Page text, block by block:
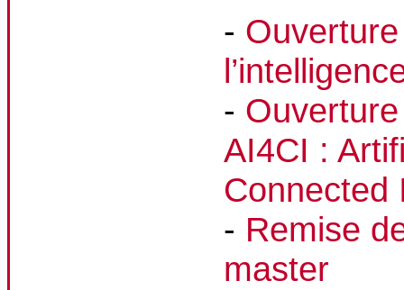
-
-
AI4CI :
Connected
- Remise
master